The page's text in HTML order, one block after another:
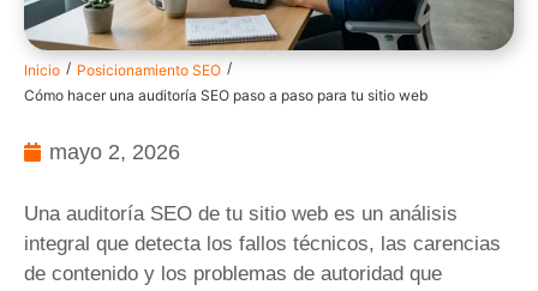
Inicio / Posicionamiento SEO /
Cómo hacer una auditoría SEO paso a paso para tu sitio web
mayo 2, 2026
Una auditoría SEO de tu sitio web es un análisis
integral que detecta los fallos técnicos, las carencias
de contenido y los problemas de autoridad que